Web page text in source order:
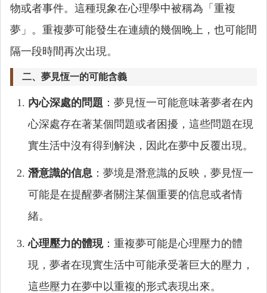
物或者事件。這種現象在心理學中被稱為「重複
夢」。重複夢可能發生在連續的幾個晚上，也可能間
隔一段時間再次出現。
二、夢見恆一的可能含義
內心深處的問題 ：夢見恆一可能意味著夢者在內
心深處存在著某個問題或者困擾，這些問題在現
實生活中沒有得到解決，因此在夢中反覆出現。
潛意識的信息 ：夢境是潛意識的反映，夢見恆一
可能是在提醒夢者關注某個重要的信息或者情
緒。
心理壓力的體現：重複夢可能是心理壓力的體
現，夢者在現實生活中可能承受著巨大的壓力，
這些壓力在夢中以重複的形式表現出來。